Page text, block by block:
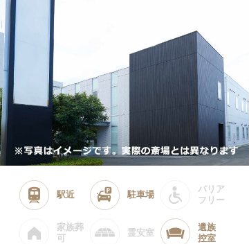
駅近 駐車場
バリア
フリー
家族葬
可
霊安室
遺族
控室